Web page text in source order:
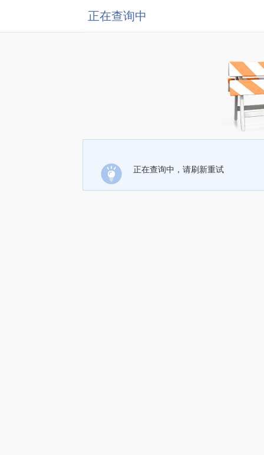
正在查询中
正在查询中，请刷新重试